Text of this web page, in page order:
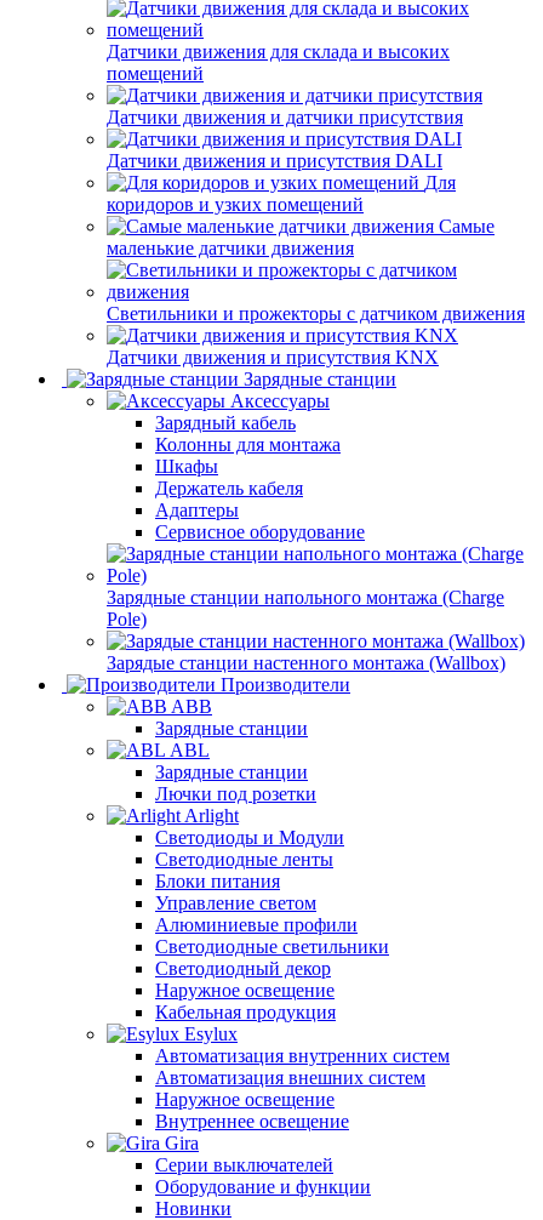
Датчики движения для склада и высоких
помещений
Датчики движения и датчики присутствия
Датчики движения и присутствия DALI
Для
коридоров и узких помещений
Самые
маленькие датчики движения
Светильники и прожекторы с датчиком движения
Датчики движения и присутствия KNX
Зарядные станции
Аксессуары
Зарядный кабель
Колонны для монтажа
Шкафы
Держатель кабеля
Адаптеры
Сервисное оборудование
Зарядные станции напольного монтажа (Charge
Pole)
Зарядые станции настенного монтажа (Wallbox)
Производители
ABB
Зарядные станции
ABL
Зарядные станции
Лючки под розетки
Arlight
Светодиоды и Модули
Светодиодные ленты
Блоки питания
Управление светом
Алюминиевые профили
Светодиодные светильники
Светодиодный декор
Наружное освещение
Кабельная продукция
Esylux
Автоматизация внутренних систем
Автоматизация внешних систем
Наружное освещение
Внутреннее освещение
Gira
Серии выключателей
Оборудование и функции
Новинки